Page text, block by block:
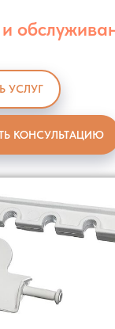
УСЛУГ
КОНСУЛЬТАЦИЮ